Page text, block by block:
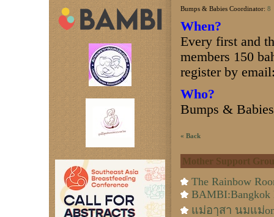
Bumps & Babies Coordinator: 8
When?
Every first and
members 150
register by
Who?
Bumps &
« Back
Mother Support
The Rainbow
BAMBI:Bangkok
แม่อาฺสา นมแม่